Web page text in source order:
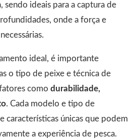
sendo ideais para a captura de
onde a força e
ideal, é importante
o tipo de peixe e técnica de
como durabilidade,
. Cada modelo e tipo de
características únicas que podem
a experiência de pesca.